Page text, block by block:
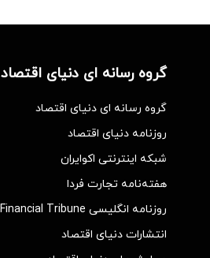
گروه رسانه ای دنیای اقتصاد
گروه رسانه ای دنیای اقتصاد
روزنامه دنیای اقتصاد
شبکه اینترنتی اکوایران
هفته‌نامه تجارت فردا
روزنامه انگلیسی Financial Tribune
انتشارات دنیای اقتصاد